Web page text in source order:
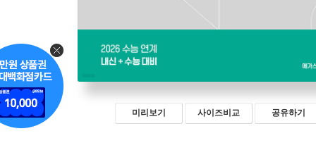
미리보기 사이즈비교 공유하기